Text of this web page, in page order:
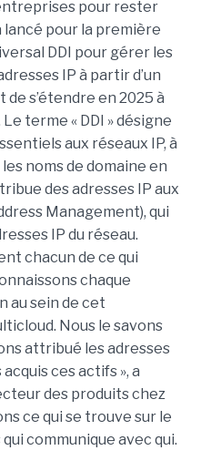
pour rester
lancé pour la première
DDI pour gérer les
IP à partir d’un
s’étendre en 2025 à
terme « DDI » désigne
aux réseaux IP, à
noms de domaine en
des adresses IP aux
Management), qui
IP du réseau.
chacun de ce qui
chaque
au sein de cet
Nous le savons
attribué les adresses
ces actifs », a
des produits chez
ce qui se trouve sur le
communique avec qui.